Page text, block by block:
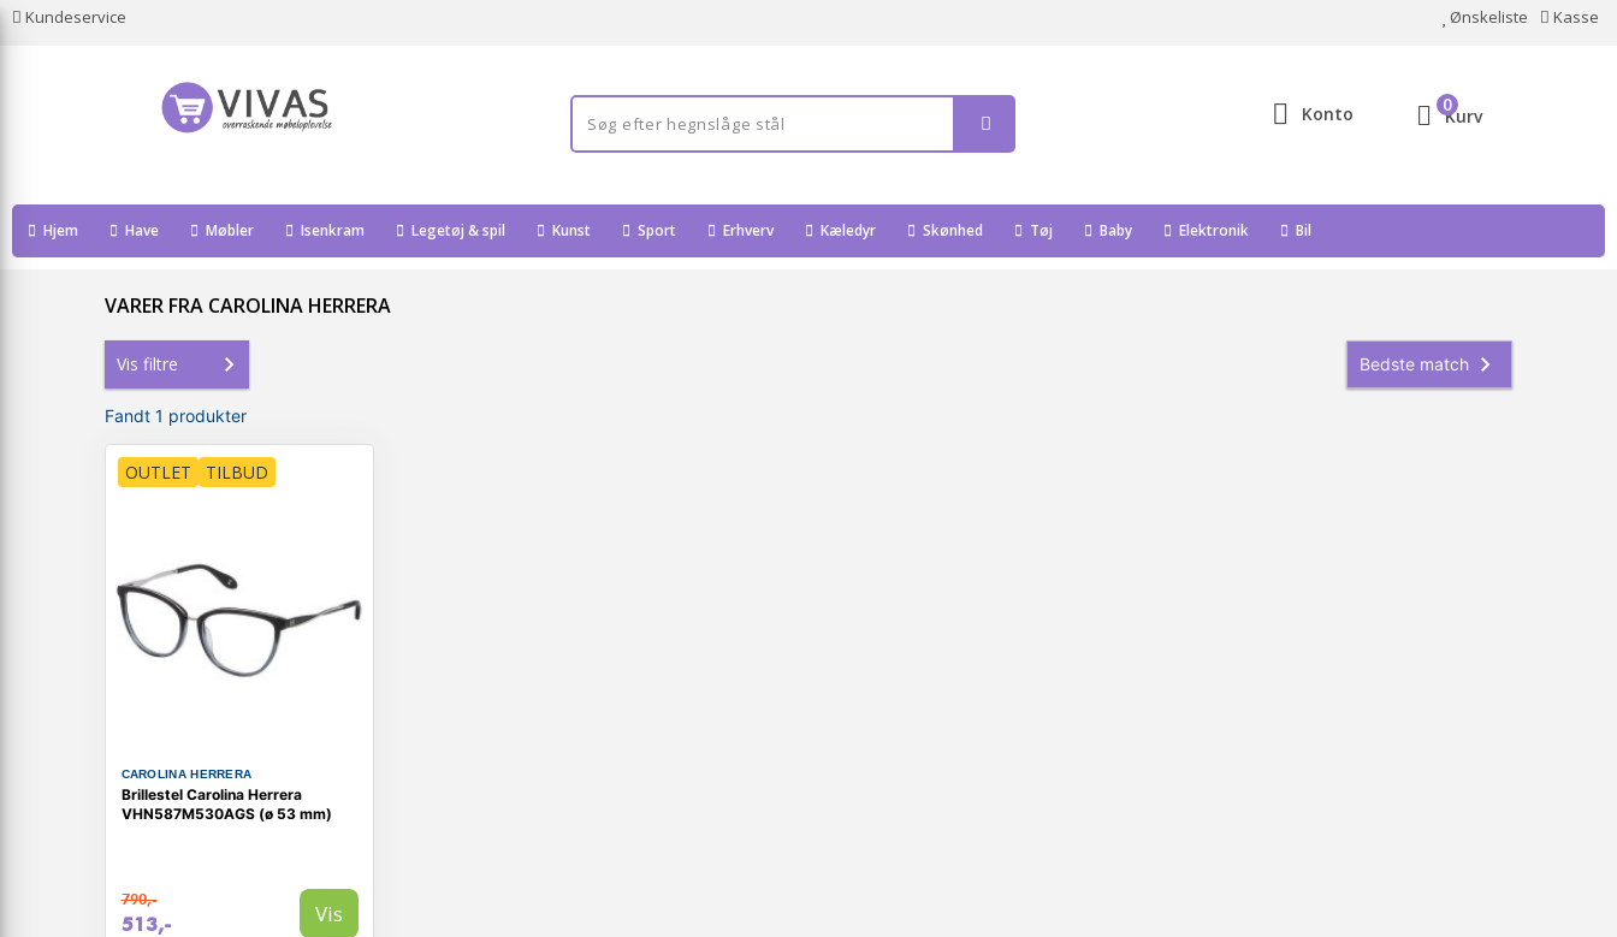
Kundeservice Ønskeliste Kasse
Konto Kurv
0
Hjem Have Møbler Isenkram Legetøj & spil Kunst Sport Erhverv Kæledyr Skønhed Tøj Baby Elektronik Bil
VARER FRA CAROLINA HERRERA
Vis filtre
Fandt 1 produkter
OUTLET TILBUD
CAROLINA HERRERA
Brillestel Carolina Herrera
VHN587M530AGS (ø 53 mm)
790,-
513,- Vis